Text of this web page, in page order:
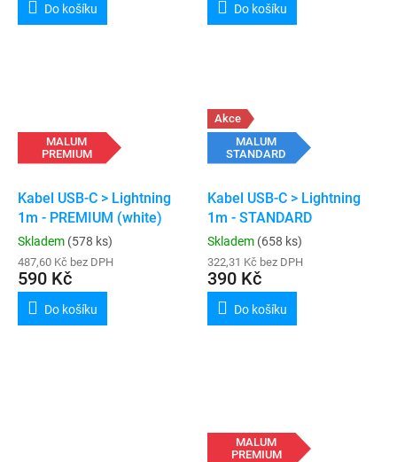
Do košíku Do košíku
MALUM
PREMIUM
Kabel USB-C > Lightning
1m - PREMIUM (white)
Skladem (578 ks)
487,60 Kč bez DPH
590 Kč
Do košíku
Akce
MALUM
STANDARD
Kabel USB-C > Lightning
1m - STANDARD
Skladem (658 ks)
322,31 Kč bez DPH
390 Kč
Do košíku
MALUM
PREMIUM